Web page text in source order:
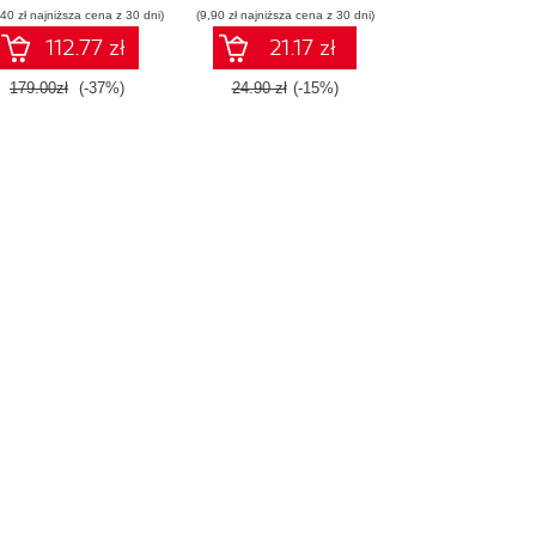
zł najniższa cena z 30 dni)
112.77 zł
179.00zł (-37%)
(9,90 zł najniższa cena z 30 dni)
21.17 zł
24.90 zł (-15%)